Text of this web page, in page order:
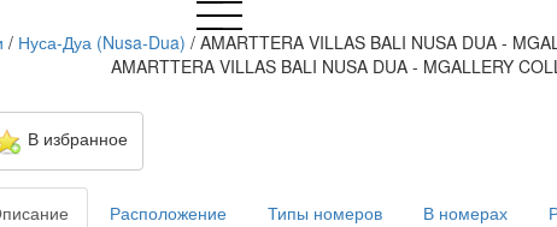
/ Нуса-Дуа (Nusa-Dua) / AMARTTERA VILLAS BALI NUSA DUA -
AMARTTERA VILLAS BALI NUSA DUA - MGALLERY
В избранное
Расположение Типы номеров В номерах